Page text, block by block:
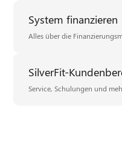
System finanzieren
Alles über die
SilverFit-
Service, Schulungen und